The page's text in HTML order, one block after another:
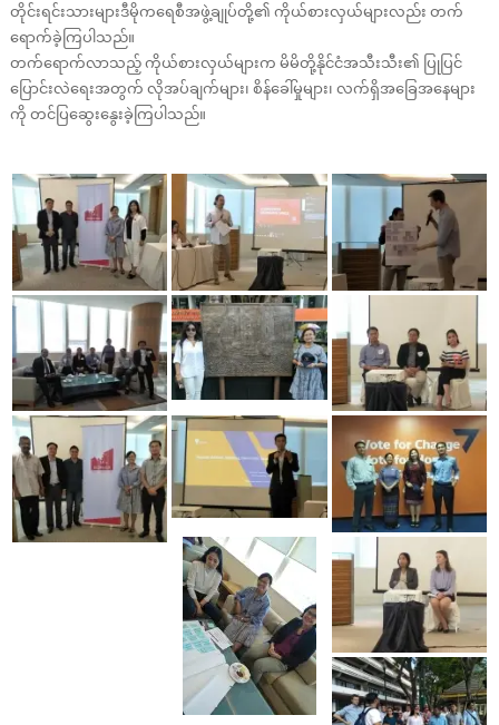
တိုင်းရင်းသားများဒီမိုကရေစီအဖွဲ့ချုပ်တို့၏ ကိုယ်စားလှယ်များလည်း တက်
ရောက်ခဲ့ကြပါသည်။
တက်ရောက်လာသည့် ကိုယ်စားလှယ်များက မိမိတို့နိုင်ငံအသီးသီး၏ ပြုပြင်
ပြောင်းလဲရေးအတွက် လိုအပ်ချက်များ၊ စိန်ခေါ်မှုများ၊ လက်ရှိအခြေအနေများ
ကို တင်ပြဆွေးနွေးခဲ့ကြပါသည်။